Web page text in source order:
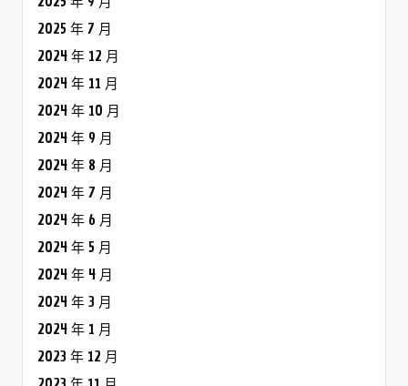
2025 年 7 月
2024 年 12 月
2024 年 11 月
2024 年 10 月
2024 年 9 月
2024 年 8 月
2024 年 7 月
2024 年 6 月
2024 年 5 月
2024 年 4 月
2024 年 3 月
2024 年 1 月
2023 年 12 月